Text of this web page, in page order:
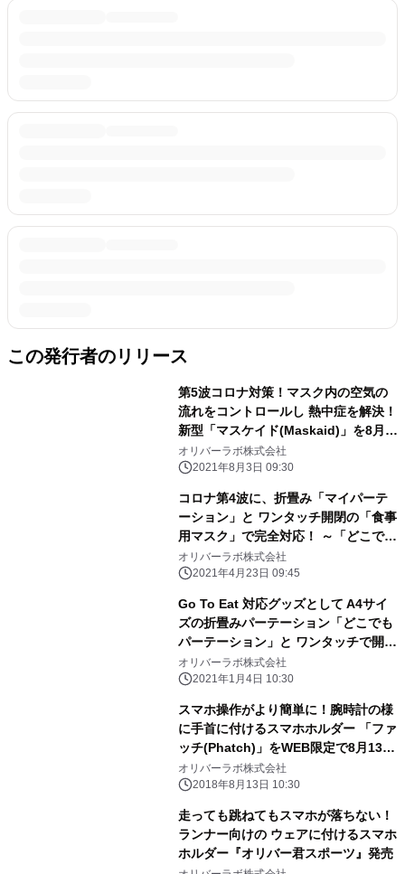
この発行者のリリース
第5波コロナ対策！マスク内の空気の
流れをコントロールし 熱中症を解決！
新型「マスケイド(Maskaid)」を8月よ
り販売開始
オリバーラボ株式会社
2021年8月3日 09:30
コロナ第4波に、折畳み「マイパーテ
ーション」と ワンタッチ開閉の「食事
用マスク」で完全対応！ ～「どこでも
パーテーション」に「女性用A5サイ
ズ」を追加～
オリバーラボ株式会社
2021年4月23日 09:45
Go To Eat 対応グッズとして A4サイ
ズの折畳みパーテーション「どこでも
パーテーション」と ワンタッチで開閉
できる「マスクイート」を発売
オリバーラボ株式会社
2021年1月4日 10:30
スマホ操作がより簡単に！腕時計の様
に手首に付けるスマホホルダー 「ファ
ッチ(Phatch)」をWEB限定で8月13日
販売開始
オリバーラボ株式会社
2018年8月13日 10:30
走っても跳ねてもスマホが落ちない！
ランナー向けの ウェアに付けるスマホ
ホルダー『オリバー君スポーツ』発売